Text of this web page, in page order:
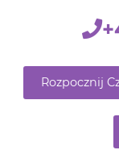
Rozpocznij